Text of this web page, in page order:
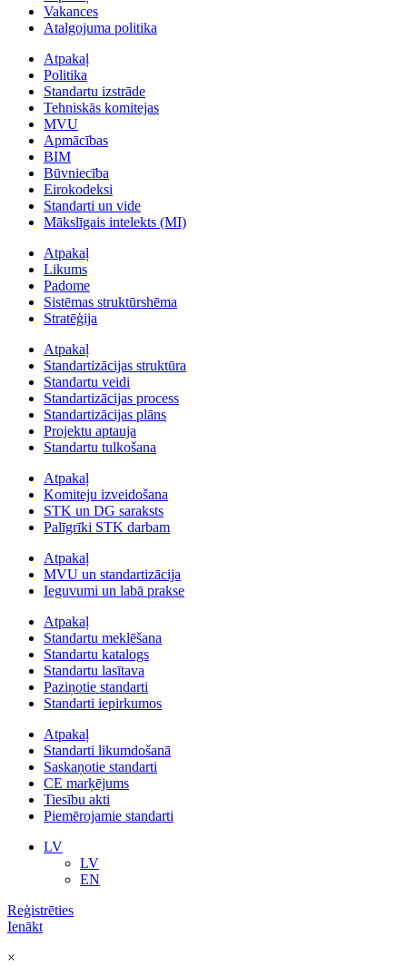
Vakances
Atalgojuma politika
Atpakaļ
Politika
Standartu izstrāde
Tehniskās komitejas
MVU
Apmācības
BIM
Būvniecība
Eirokodeksi
Standarti un vide
Mākslīgais intelekts (MI)
Atpakaļ
Likums
Padome
Sistēmas struktūrshēma
Stratēģija
Atpakaļ
Standartizācijas struktūra
Standartu veidi
Standartizācijas process
Standartizācijas plāns
Projektu aptauja
Standartu tulkošana
Atpakaļ
Komiteju izveidošana
STK un DG saraksts
Palīgrīki STK darbam
Atpakaļ
MVU un standartizācija
Ieguvumi un labā prakse
Atpakaļ
Standartu meklēšana
Standartu katalogs
Standartu lasītava
Paziņotie standarti
Standarti iepirkumos
Atpakaļ
Standarti likumdošanā
Saskaņotie standarti
CE marķējums
Tiesību akti
Piemērojamie standarti
LV
LV
EN
Reģistrēties
Ienākt
×